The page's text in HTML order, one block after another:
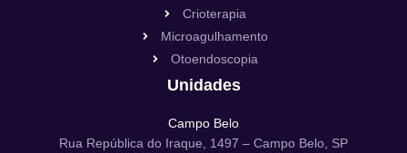
Crioterapia
Microagulhamento
Otoendoscopia
Unidades
Campo Belo
Rua República do Iraque, 1497 – Campo Belo, SP